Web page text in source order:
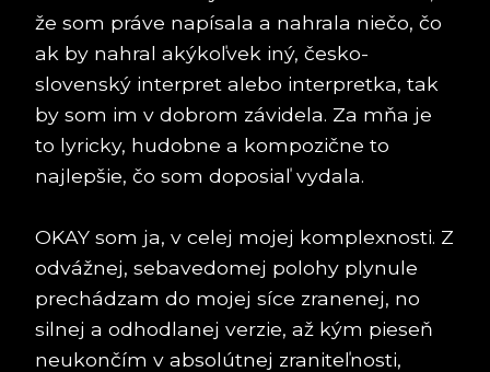
že som práve napísala a nahrala niečo, čo
ak by nahral akýkoľvek iný, česko-
slovenský interpret alebo interpretka, tak
by som im v dobrom závidela. Za mňa je
to lyricky, hudobne a kompozične to
najlepšie, čo som doposiaľ vydala.
OKAY som ja, v celej mojej komplexnosti. Z
odvážnej, sebavedomej polohy plynule
prechádzam do mojej síce zranenej, no
silnej a odhodlanej verzie, až kým pieseň
neukončím v absolútnej zraniteľnosti,